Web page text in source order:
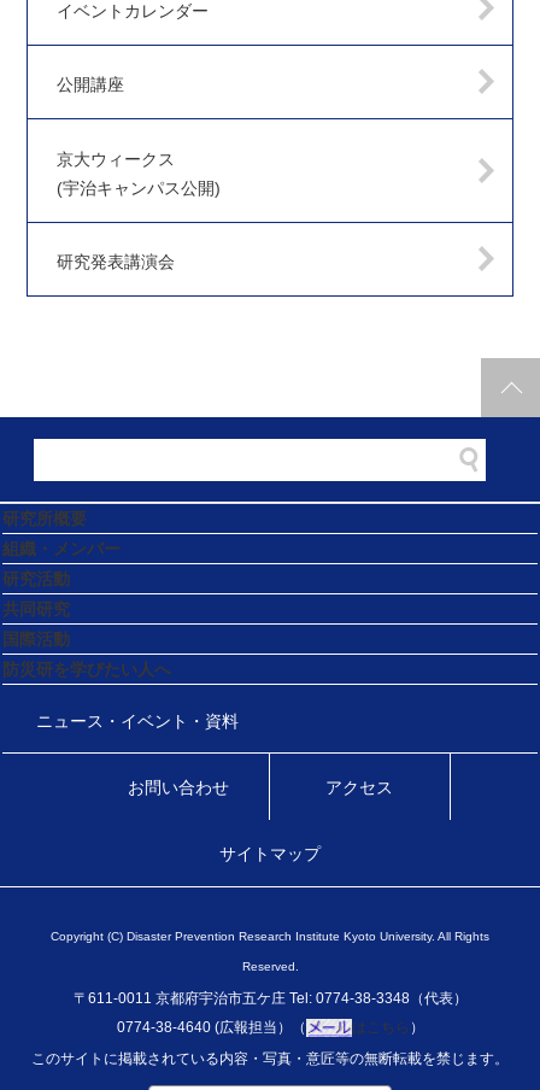
イベントカレンダー
公開講座
京大ウィークス
(宇治キャンパス公開)
研究発表講演会
研究所概要
組織・メンバー
研究活動
共同研究
国際活動
防災研を学びたい人へ
ニュース・イベント・資料
お問い合わせ アクセス
サイトマップ
Copyright (C) Disaster Prevention Research Institute Kyoto University. All Rights
Reserved.
〒611-0011 京都府宇治市五ケ庄 Tel: 0774-38-3348（代表）
0774-38-4640 (広報担当）（
はこちら ）
このサイトに掲載されている内容・写真・意匠等の無断転載を禁じます。